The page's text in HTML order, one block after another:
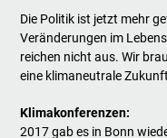
Die Politik ist jetzt mehr
Veränderungen im
reichen nicht aus. Wir
eine klimaneutrale
Klimakonferenzen:
2017 gab es in Bonn